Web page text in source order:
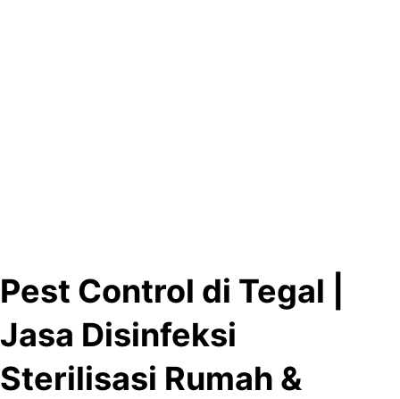
Pest Control di Tegal |
Jasa Disinfeksi
Sterilisasi Rumah &